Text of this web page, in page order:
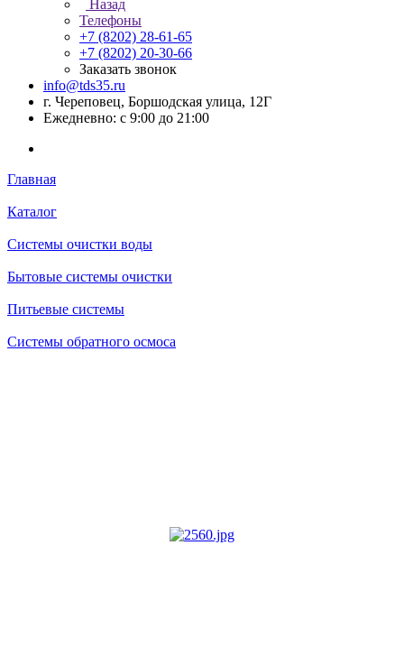
Назад
Телефоны
+7 (8202) 28‑61-65
+7 (8202) 20‑30-66
Заказать звонок
info@tds35.ru
г. Череповец, Боршодская улица, 12Г
Ежедневно: с 9:00 до 21:00
Главная
Каталог
Системы очистки воды
Бытовые системы очистки
Питьевые системы
Системы обратного осмоса